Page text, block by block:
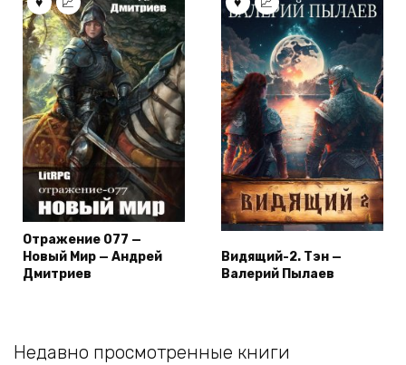
Отражение 077 —
Новый Мир — Андрей
Дмитриев
Видящий-2. Тэн —
Валерий Пылаев
Недавно просмотренные книги